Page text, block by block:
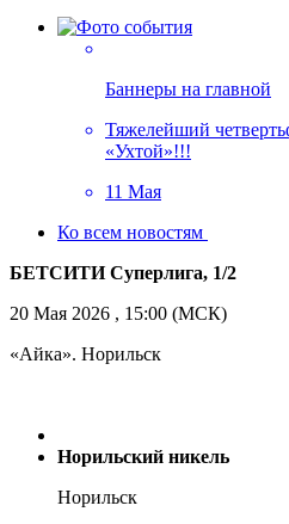
Баннеры на главной
Тяжелейший
«Ухтой»!!!
11 Мая
Ко всем новостям
БЕТСИТИ Суперлига, 1/2
20 Мая 2026 , 15:00 (МСК)
«Айка». Норильск
Норильский никель
Норильск